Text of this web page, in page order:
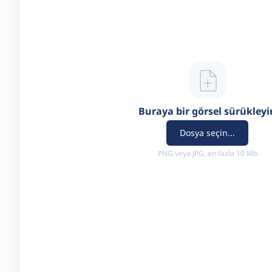
Buraya bir görsel
Dosya seçin...
PNG veya JPG, en fazla 10 Mb